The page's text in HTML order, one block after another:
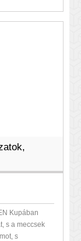
Kupában
s a meccsek
s